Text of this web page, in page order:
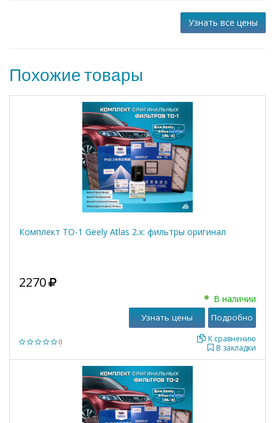
Узнать все цены
Похожие товары
Комплект ТО-1 Geely Atlas 2.x: фильтры оригинал
0
2270
В наличии
В закладки
К сравнению
Узнать цены Подробно